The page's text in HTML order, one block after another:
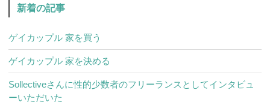
新着の記事
ゲイカップル 家を買う
ゲイカップル 家を決める
Sollectiveさんに性的少数者のフリーランスとしてインタビュ
ーいただいた